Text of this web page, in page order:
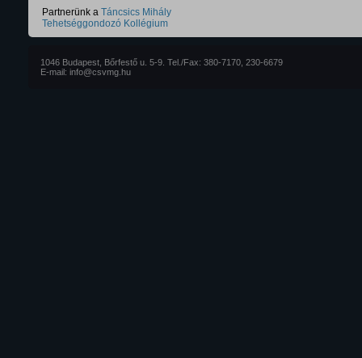
Partnerünk a Táncsics Mihály
Tehetséggondozó Kollégium
1046 Budapest, Bőrfestő u. 5-9. Tel./Fax: 380-7170, 230-6679
E-mail: info@csvmg.hu